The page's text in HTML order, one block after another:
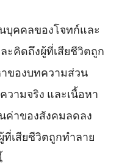
บุคคลของโจทก์และ
ะคิดถึงผู้ที่เสียชีวิตถูก
ของบทความส่วน
ามจริง และเนื้อหา
ค่าของสังคมลดลง
ที่เสียชีวิตถูกทำลาย